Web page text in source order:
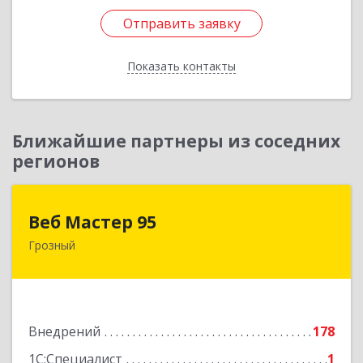
Отправить заявку
Показать контакты
Отправить заявку
Назад
Ближайшие партнеры из соседних
регионов
Веб Мастер 95
Грозный
Внедрений
178
1С:Специалист
1
Подробнее